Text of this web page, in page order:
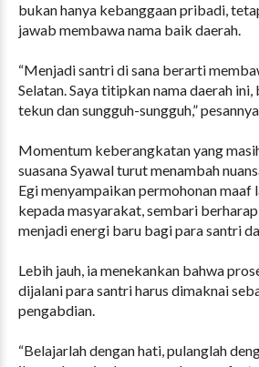
bukan hanya kebanggaan pribadi,
jawab membawa nama baik daerah.
“Menjadi santri di sana berarti
Selatan. Saya titipkan nama daerah
tekun dan sungguh-sungguh,”
Momentum keberangkatan yang
suasana Syawal turut menambah
Egi menyampaikan permohonan maaf
kepada masyarakat, sembari
menjadi energi baru bagi para santri
Lebih jauh, ia menekankan bahwa
dijalani para santri harus dimaknai
pengabdian.
“Belajarlah dengan hati, pulanglah